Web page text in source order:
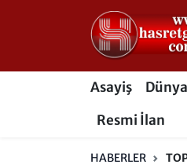
Asayiş Dünya
Resmi İlan
HABERLER
Osmaniye Nöbetçi
Osmaniye Hava